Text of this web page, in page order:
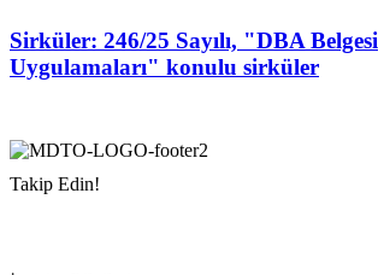
Sirküler: 246/25 Sayılı, "DBA Belgesi
Uygulamaları" konulu sirküler
Takip Edin!